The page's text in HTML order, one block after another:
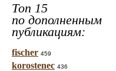
Топ 15
по дополненным
публикациям:
fischer 459
korostenec 436